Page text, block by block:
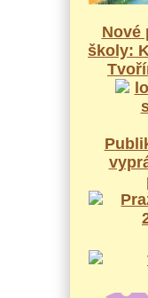
Nové
školy: